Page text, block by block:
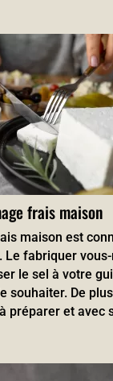
frais maison
maison est
Le fabriquer
le sel à votre
souhaiter. De
préparer et avec